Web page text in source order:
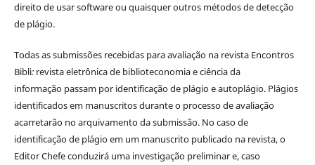
direito de usar software ou quaisquer outros métodos de detecção
de plágio.
Todas as submissões recebidas para avaliação na revista Encontros
Bibli: revista eletrônica de biblioteconomia e ciência da
informaçãopassam por identificação de plágio e autoplágio. Plágios
identificados em manuscritos durante o processo de avaliação
acarretarão no arquivamento da submissão. No caso de
identificação de plágio em um manuscrito publicado na revista, o
Editor Chefe conduzirá uma investigação preliminar e, caso